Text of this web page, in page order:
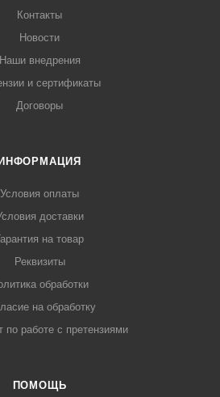
Контакты
Новости
Наши внедрения
и сертификаты
Договоры
ИНФОРМАЦИЯ
Условия оплаты
доставки
на товар
Реквизиты
обработки
на обработку
по работе с претензиями
ПОМОЩЬ